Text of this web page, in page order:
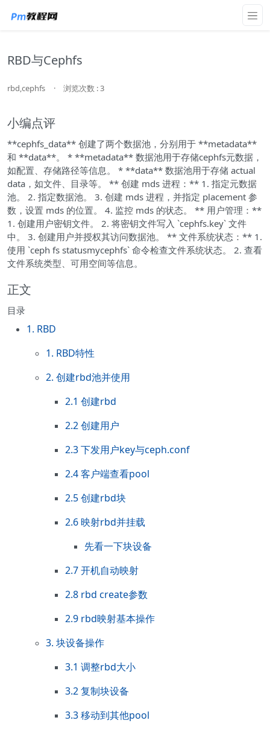
RBD与Cephfs
rbd,cephfs · 浏览次数 : 3
小编点评
**cephfs_data** 创建了两个数据池，分别用于 **metadata**
和 **data**。 * **metadata** 数据池用于存储cephfs元数据，
如配置、存储路径等信息。 * **data** 数据池用于存储 actual
data，如文件、目录等。 ** 创建 mds 进程：** 1. 指定元数据
池。 2. 指定数据池。 3. 创建 mds 进程，并指定 placement 参
数，设置 mds 的位置。 4. 监控 mds 的状态。 ** 用户管理：**
1. 创建用户密钥文件。 2. 将密钥文件写入 `cephfs.key` 文件
中。 3. 创建用户并授权其访问数据池。 ** 文件系统状态：** 1.
使用 `ceph fs statusmycephfs` 命令检查文件系统状态。 2. 查看
文件系统类型、可用空间等信息。
正文
目录
1. RBD
1. RBD特性
2. 创建rbd池并使用
2.1 创建rbd
2.2 创建用户
2.3 下发用户key与ceph.conf
2.4 客户端查看pool
2.5 创建rbd块
2.6 映射rbd并挂载
先看一下块设备
2.7 开机自动映射
2.8 rbd create参数
2.9 rbd映射基本操作
3. 块设备操作
3.1 调整rbd大小
3.2 复制块设备
3.3 移动到其他pool